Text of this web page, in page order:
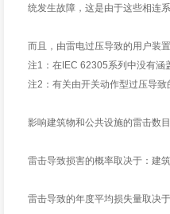
统发生故障，这是由于这些相连
而且，由雷电过压导致的用户装
注1：在IEC 62305系列中没有涵
注2：有关由开关动作型过压导
影响建筑物和公共设施的雷击数
雷击导致损害的概率取决于：建
雷击导致的年度平均损失量取决